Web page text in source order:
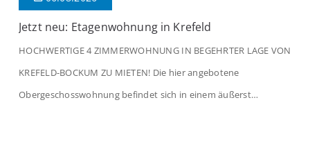
Jetzt neu: Etagenwohnung in Krefeld
HOCHWERTIGE 4 ZIMMERWOHNUNG IN BEGEHRTER LAGE VON
KREFELD-BOCKUM ZU MIETEN! Die hier angebotene
Obergeschosswohnung befindet sich in einem äußerst